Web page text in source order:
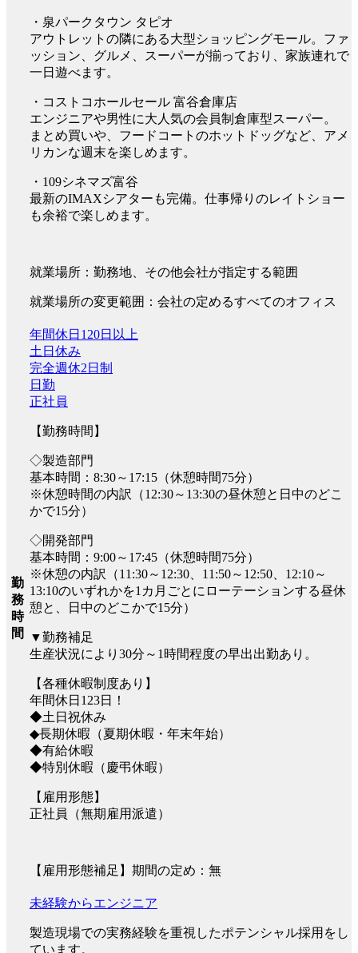
・泉パークタウン タピオ
アウトレットの隣にある大型ショッピングモール。ファ
ッション、グルメ、スーパーが揃っており、家族連れで
一日遊べます。
・コストコホールセール 富谷倉庫店
エンジニアや男性に大人気の会員制倉庫型スーパー。
まとめ買いや、フードコートのホットドッグなど、アメ
リカンな週末を楽しめます。
・109シネマズ富谷
最新のIMAXシアターも完備。仕事帰りのレイトショー
も余裕で楽しめます。
就業場所：勤務地、その他会社が指定する範囲
就業場所の変更範囲：会社の定めるすべてのオフィス
勤
務
時
間
年間休日120日以上
土日休み
完全週休2日制
日勤
正社員
【勤務時間】
◇製造部門
基本時間：8:30～17:15（休憩時間75分）
※休憩時間の内訳（12:30～13:30の昼休憩と日中のどこ
かで15分）
◇開発部門
基本時間：9:00～17:45（休憩時間75分）
※休憩の内訳（11:30～12:30、11:50～12:50、12:10～
13:10のいずれかを1カ月ごとにローテーションする昼休
憩と、日中のどこかで15分）
▼勤務補足
生産状況により30分～1時間程度の早出出勤あり。
【各種休暇制度あり】
年間休日123日！
◆土日祝休み
◆長期休暇（夏期休暇・年末年始）
◆有給休暇
◆特別休暇（慶弔休暇）
【雇用形態】
正社員（無期雇用派遣）
【雇用形態補足】期間の定め：無
未経験からエンジニア
製造現場での実務経験を重視したポテンシャル採用をし
ています。